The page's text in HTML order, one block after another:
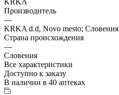
Производитель
—
KRKA d.d, Novo mesto; Словения
Страна происхождения
—
Словения
Все характеристики
Доступно к заказу
В наличии в 40 аптеках